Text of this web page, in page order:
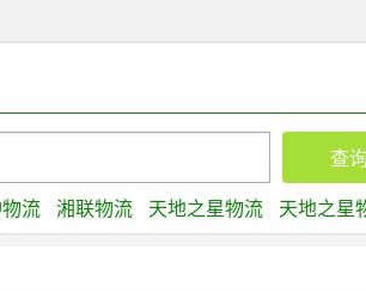
流 湘联物流 天地之星物流 天地之星